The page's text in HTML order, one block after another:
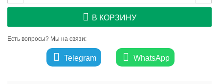
В КОРЗИНУ
Есть вопросы? Мы на связи:
Telegram WhatsApp